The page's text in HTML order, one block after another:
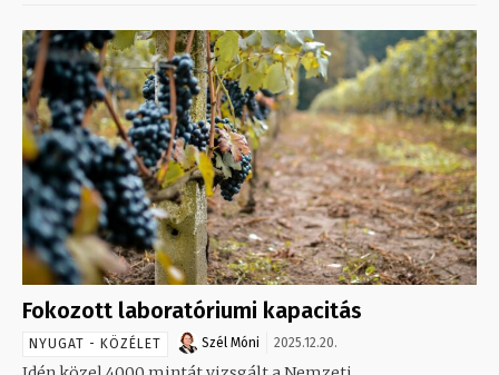
Fokozott laboratóriumi kapacitás
NYUGAT - KÖZÉLET Szél Móni 2025.12.20.